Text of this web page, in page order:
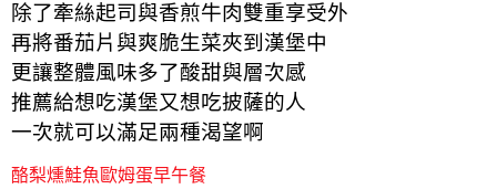
除了牽絲起司與香煎牛肉雙重享受外
再將番茄片與爽脆生菜夾到漢堡中
更讓整體風味多了酸甜與層次感
推薦給想吃漢堡又想吃披薩的人
一次就可以滿足兩種渴望啊
酪梨燻鮭魚歐姆蛋早午餐